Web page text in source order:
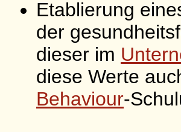
Etablierung
der
dieser im
diese Werte
Behaviour-